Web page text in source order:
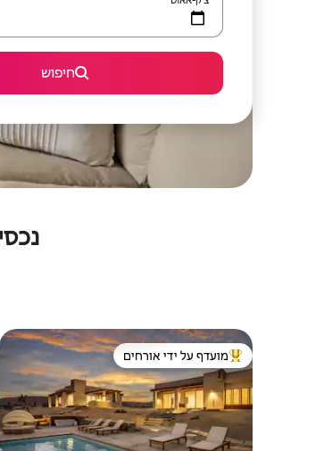
חיפוש
מוביל בקרב נכסים מועדפים על ידי אורחים
מועדף על ידי אורחים